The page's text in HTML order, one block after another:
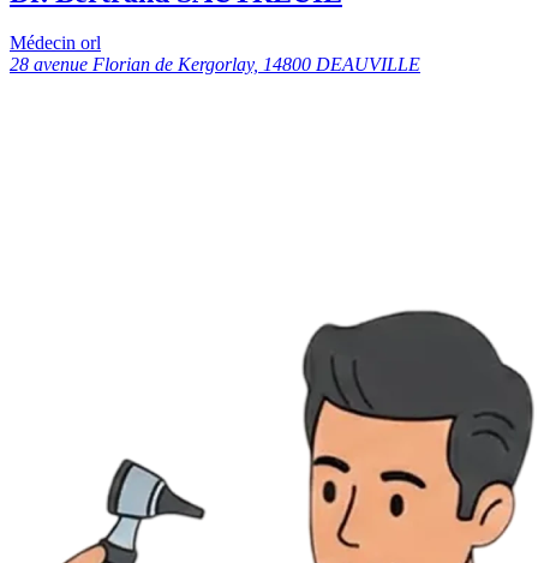
Médecin orl
28 avenue Florian de Kergorlay, 14800 DEAUVILLE